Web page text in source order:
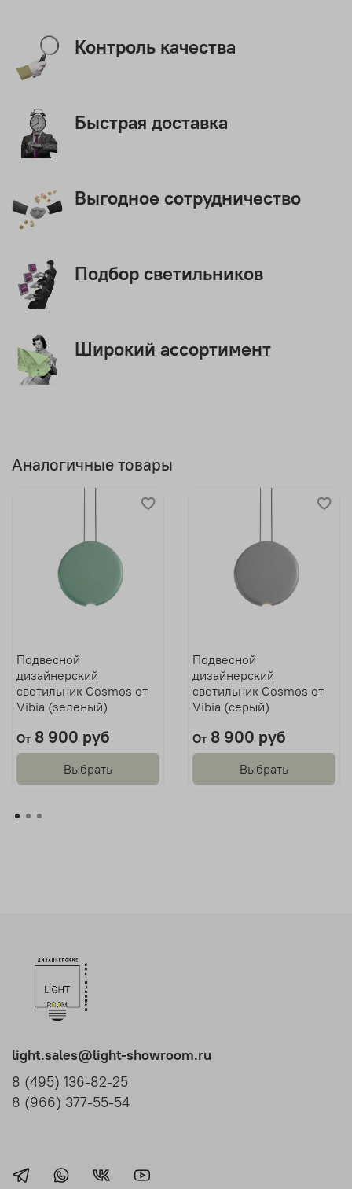
Контроль качества
Быстрая доставка
Выгодное сотрудничество
Подбор светильников
Широкий ассортимент
Аналогичные товары
Подвесной
дизайнерский
светильник Cosmos от
Vibia (зеленый)
От8 900 руб
Выбрать
Подвесной
дизайнерский
светильник Cosmos от
Vibia (серый)
От8 900 руб
Выбрать
light.sales@light-showroom.ru
8 (495) 136-82-25
8 (966) 377-55-54